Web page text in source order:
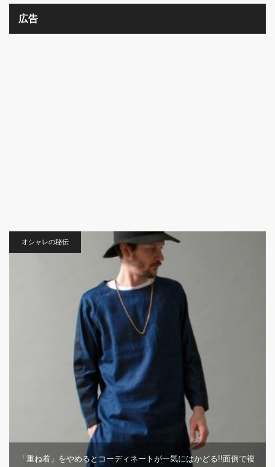
広告
オシャレの秘伝
「重ね着」をやめるとコーディネートが一気にはかどる!!面倒で複